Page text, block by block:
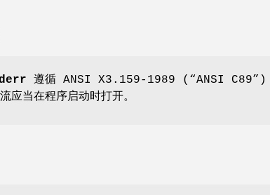
遵循 ANSI X3.159-1989 (“ANSI C89”)
应当在程序启动时打开。